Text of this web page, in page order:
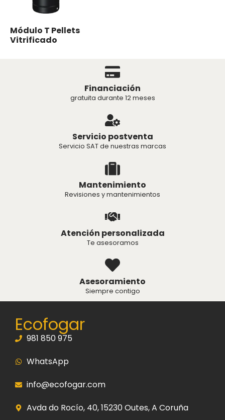
Módulo T Pellets
Vitrificado
Financiación
gratuita durante 12 meses
Servicio postventa
Servicio SAT de nuestras marcas
Mantenimiento
Revisiones y mantenimientos
Atención personalizada
Te asesoramos
Asesoramiento
Siempre contigo
Ecofogar
981 850 975
WhatsApp
info@ecofogar.com
Avda do Rocío, 40, 15230 Outes, A Coruña